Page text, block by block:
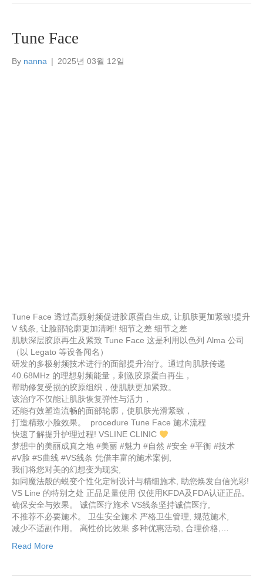
Tune Face
By nanna | 2025년 03월 12일
Tune Face 透过高频射频促进胶原蛋白生成, 让肌肤更加紧致!提升
V 线条, 让脸部轮廓更加清晰! 细节之差 细节之差
肌肤深层胶原再生及紧致 Tune Face 这是利用以色列 Alma 公司
（以 Legato 等设备闻名）
研发的多极射频技术进行的面部提升治疗。通过向肌肤传递
40.68MHz 的理想射频能量，刺激胶原蛋白再生，
帮助修复受损的胶原组织，使肌肤更加紧致。
该治疗不仅能让肌肤恢复弹性与活力，
还能有效塑造流畅的面部轮廓，使肌肤光滑紧致，
打造精致小脸效果。 procedure Tune Face 施术流程
快速了解提升护理过程! VSLINE CLINIC
梦想中的美丽成真之地 #美丽 #魅力 #自然 #安全 #平衡 #技术
#V脸 #S曲线 #VS线条 凭借丰富的施术案例,
我们将您对美的幻想变为现实,
如同魔法般的蜕变个性化定制设计与精细施术, 助您焕发自信光彩!
VS Line 的特别之处 正品足量使用 仅使用KFDA及FDA认证正品,
确保安全与效果。 诚信医疗施术 VS线条坚持诚信医疗,
不推荐不必要施术。 卫生安全施术 严格卫生管理, 规范施术,
减少不适副作用。 高性价比效果 多种优惠活动, 合理价格,…
Read More